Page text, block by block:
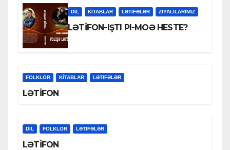
DİL KİTABLAR LƏTIFƏLƏR ZİYALILARIMIZ
LƏTİFON-IŞTI PI-MOƏ HESTE?
FOLKLOR KİTABLAR LƏTIFƏLƏR
LƏTİFON
DİL FOLKLOR LƏTIFƏLƏR
LƏTİFON